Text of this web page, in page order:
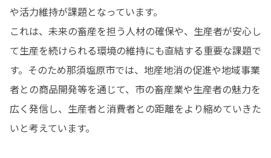
や活力維持が課題となっています。
これは、未来の畜産を担う人材の確保や、生産者が安心し
て生産を続けられる環境の維持にも直結する重要な課題で
す。そのため那須塩原市では、地産地消の促進や地域事業
者との商品開発等を通じて、市の畜産業や生産者の魅力を
広く発信し、生産者と消費者との距離をより縮めていきた
いと考えています。